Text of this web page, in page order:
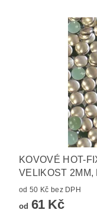
KOVOVÉ HOT-
VELIKOST
od 50 Kč bez DPH
od 61 Kč